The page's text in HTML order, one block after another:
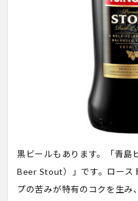
黒ビールもあります。「青島
Beer Stout）」です。ロース
プの苦みが特有のコクを生み